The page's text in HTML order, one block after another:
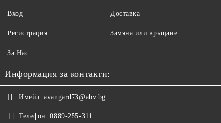
Вход
Регистрация
За Нас
Доставка
Замяна или връщане
Информация за контакти:
Имейл: avangard73@abv.bg
Телефон: 0889-255-311